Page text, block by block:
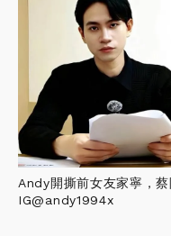
Andy開撕前女友家寧，
IG@andy1994x